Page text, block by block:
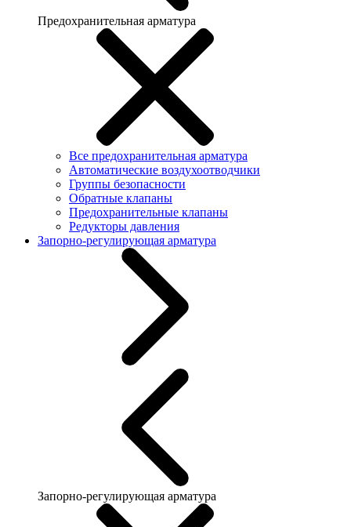
Предохранительная арматура
Все предохранительная арматура
Автоматические воздухоотводчики
Группы безопасности
Обратные клапаны
Предохранительные клапаны
Редукторы давления
Запорно-регулирующая арматура
Запорно-регулирующая арматура